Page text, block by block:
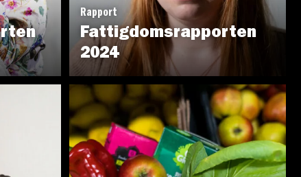
Rapport
Fattigdomsrapporten
2024